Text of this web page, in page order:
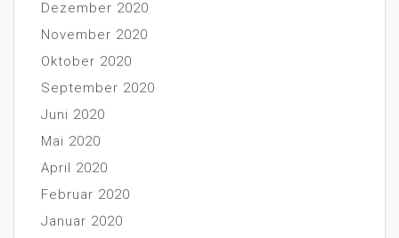
Dezember 2020
November 2020
Oktober 2020
September 2020
Juni 2020
Mai 2020
April 2020
Februar 2020
Januar 2020